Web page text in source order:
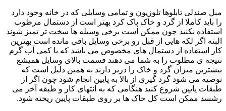
مبل صندلی تابلوها تلوزیون و تمامی وسایلی که در خانه وجود دارد
را باید کاملا از گرد و خاک پاک کرد بهتر است از دستمال مرطوب
استفاده نکنید چون ممکن است برخی وسیله ها سخت تر تمیز شوند
البته اگر لکه هایی از قبل رو برخی وسایل باقی مانده است بهترین
کار استفاده از دستمال های مخصوص می باشد که با کمی آب گرم
نتیجه ی مطلوب را به شما می دهند قسمت بالای وسایل همیشع
بیشترین میزان گرد و خاک را دربر دارند به همین دلیل است که
توصیه می شود گرد گیری از بالا به پایین انجام شود چون اگر از
طبقات پایین شروع کنید هنگامی که به انتهای کار و طبقه آخر می
رشسد ممکن است کل خاک ها بر روی طبقات پایین ریخته شود.